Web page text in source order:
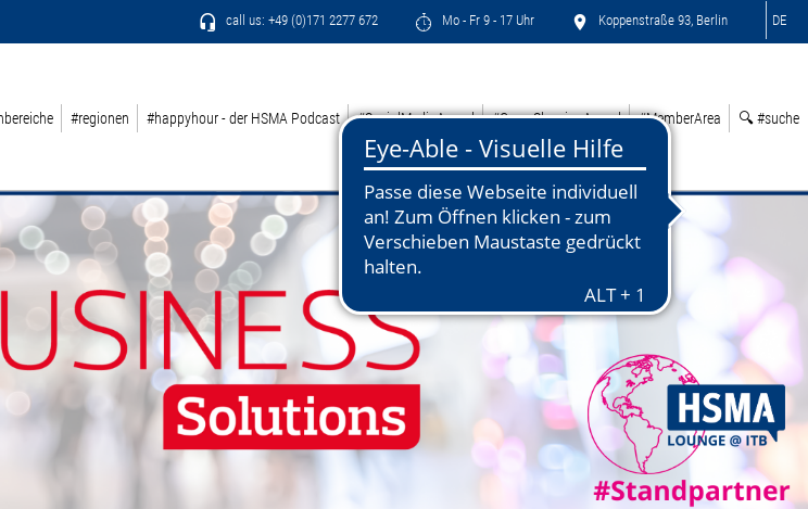
call us: +49 (0)171 2277 672 Mo - Fr 9 - 17 Uhr Koppenstraße 93, Berlin DE
#regionen #happyhour - der HSMA Podcast #SocialMediaAward #GreenSleepingAward #MemberArea 🔍 #suche